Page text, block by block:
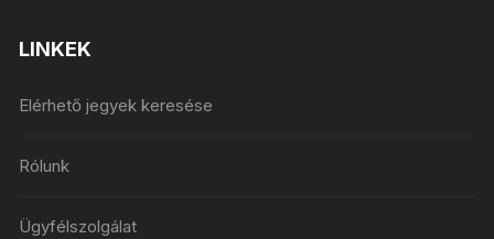
LINKEK
Elérhető jegyek keresése
Rólunk
Ügyfélszolgálat